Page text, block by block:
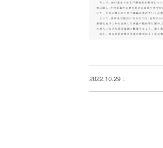
2022.10.29